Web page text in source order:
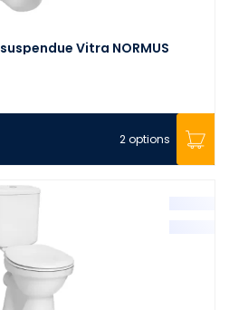
Vitra NORMUS
2 options